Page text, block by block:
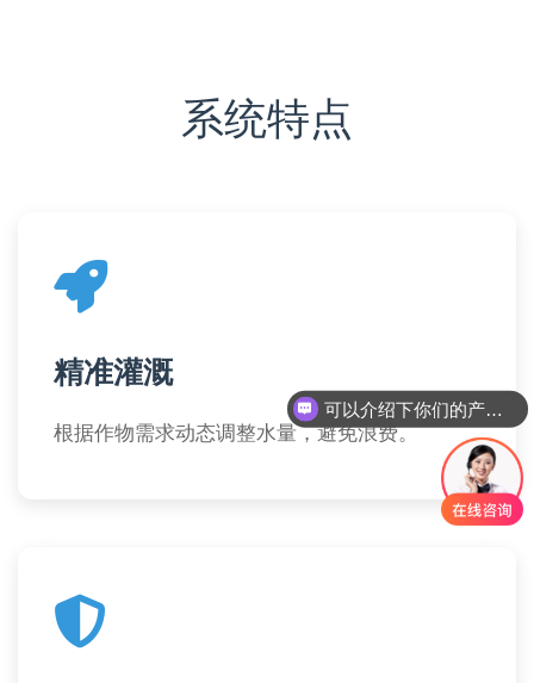
系统特点
精准灌溉
根据作物需求动态调整水量，避免浪费。
可以介绍下你们的产品么